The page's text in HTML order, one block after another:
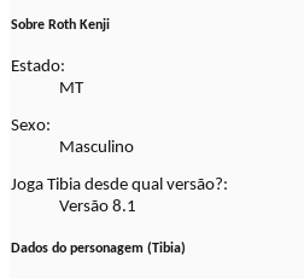
Sobre Roth Kenji
Estado:
MT
Sexo:
Masculino
Joga Tibia desde qual versão?:
Versão 8.1
Dados do personagem (Tibia)